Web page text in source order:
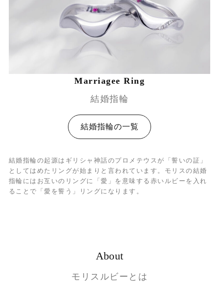
Marriagee Ring
結婚指輪
結婚指輪の一覧
結婚指輪の起源はギリシャ神話のプロメテウスが「誓いの証」
としてはめたリングが始まりと言われています。モリスの結婚
指輪にはお互いのリングに「愛」を意味する赤いルビーを入れ
ることで「愛を誓う」リングになります。
About
モリスルビーとは